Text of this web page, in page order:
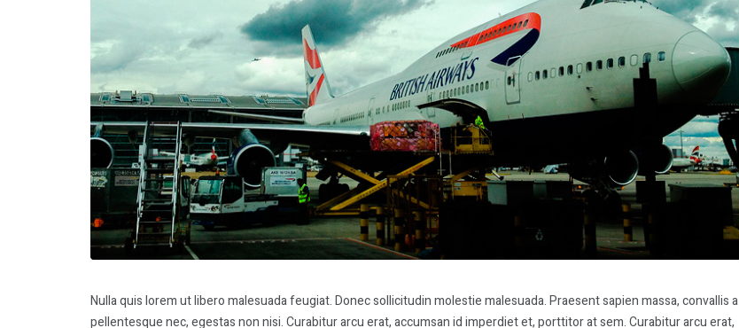
Nulla quis lorem ut libero malesuada feugiat. Donec sollicitudin molestie malesuada. Praesent sapien massa, convallis a
pellentesque nec, egestas non nisi. Curabitur arcu erat, accumsan id imperdiet et, porttitor at sem. Curabitur arcu erat,